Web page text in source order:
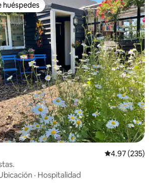
preferido
huéspedes
Calificación
4.97 (235)
· Hospitalidad